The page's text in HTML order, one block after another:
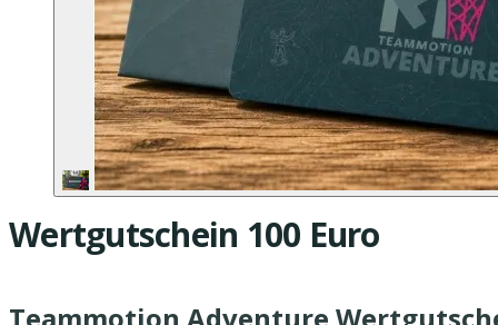
Wertgutschein 100 Euro